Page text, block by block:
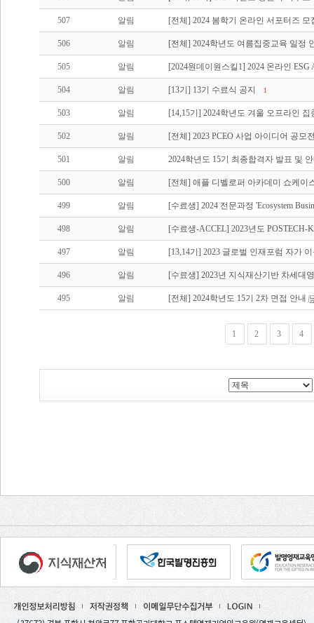
507 알림 [전체] 2024 봄학기 온라인 서포터즈 모
506 알림 [전체] 2024학년도 여름집중교육 일정
505 알림 [2024원데이원스킬1] 2024 온라인
504 알림 [13기] 13기 수료식 공지 1
503 알림 [14,15기] 2024학년도 겨울 오프라인
502 알림 [전체] 2023 PCEO 사업 아이디어 공모
501 알림 2024학년도 15기 최종합격자 발표 및
500 알림 [전체] 애플 디벨로퍼 아카데미 쇼케이
499 알림 [수료생] 2024 전문과정 'Ecosystem
498 알림 [수료생-ACCEL] 2023년도 POSTECH-
497 알림 [13,14기] 2023 글로벌 인재포럼 자가
496 알림 [수료생] 2023년 지식재산기반 차세대
495 알림 [전체] 2024학년도 15기 2차 면접 안내
1 2 3 4